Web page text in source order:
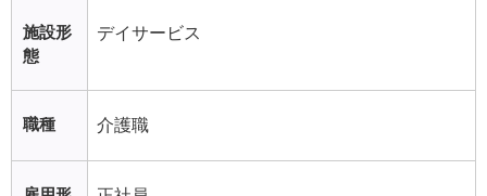
施設形
態
デイサービス
職種 介護職